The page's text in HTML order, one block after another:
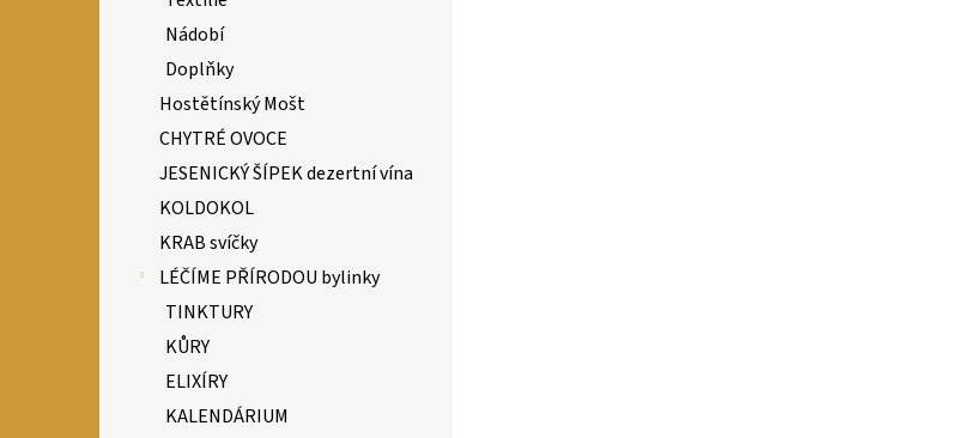
Nádobí
Doplňky
Hostětínský Mošt
CHYTRÉ OVOCE
JESENICKÝ ŠÍPEK dezertní vína
KOLDOKOL
KRAB svíčky
LÉČÍME PŘÍRODOU bylinky
TINKTURY
KŮRY
ELIXÍRY
KALENDÁRIUM